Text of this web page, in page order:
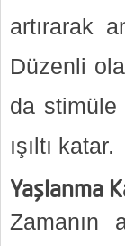
artırarak
Düzenli
da stimüle
ışıltı katar.
Yaşlanma
Zamanın